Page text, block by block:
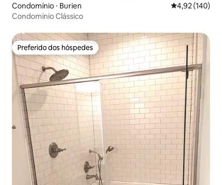
Condomínio ⋅ Burien 4,92 de uma
4,92 (140)
Condomínio Clássico
Preferido dos hóspedes
Preferido dos hóspedes